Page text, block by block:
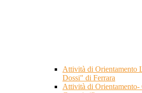
Attività di Orientamento
Dossi" di Ferrara
Attività di Orientamento-